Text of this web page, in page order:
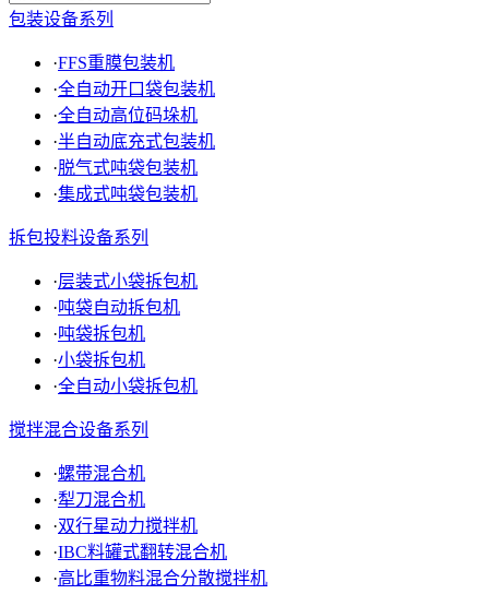
包装设备系列
·FFS重膜包装机
·全自动开口袋包装机
·全自动高位码垛机
·半自动底充式包装机
·脱气式吨袋包装机
·集成式吨袋包装机
拆包投料设备系列
·层装式小袋拆包机
·吨袋自动拆包机
·吨袋拆包机
·小袋拆包机
·全自动小袋拆包机
搅拌混合设备系列
·螺带混合机
·犁刀混合机
·双行星动力搅拌机
·IBC料罐式翻转混合机
·高比重物料混合分散搅拌机